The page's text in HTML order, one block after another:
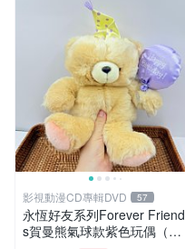
影視動漫CD專輯DVD 57
永恆好友系列Forever Friend
s賀曼熊氣球款紫色玩偶（鼻